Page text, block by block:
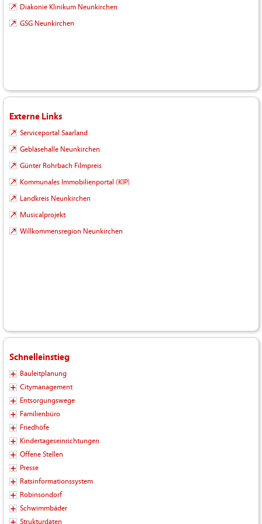
Diakonie Klinikum Neunkirchen
GSG Neunkirchen
Externe Links
Serviceportal Saarland
Gebläsehalle Neunkirchen
Günter Rohrbach Filmpreis
Kommunales Immobilienportal (KIP)
Landkreis Neunkirchen
Musicalprojekt
Willkommensregion Neunkirchen
Schnelleinstieg
Bauleitplanung
Citymanagement
Entsorgungswege
Familienbüro
Friedhöfe
Kindertageseinrichtungen
Offene Stellen
Presse
Ratsinformationssystem
Robinsondorf
Schwimmbäder
Strukturdaten